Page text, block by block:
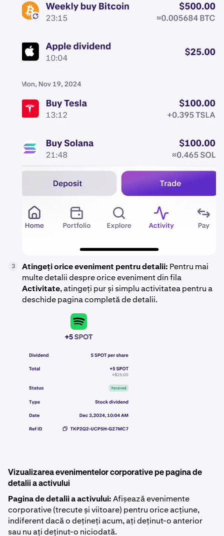
3 Atingeți orice eveniment pentru detalii: Pentru mai
multe detalii despre orice eveniment din fila
Activitate, atingeți pur și simplu activitatea pentru a
deschide pagina completă de detalii.
Vizualizarea evenimentelor corporative pe pagina de
detalii a activului
Pagina de detalii a activului:Afișează evenimente
corporative (trecute și viitoare) pentru orice acțiune,
indiferent dacă o dețineți acum, ați deținut-o anterior
sau nu ați deținut-o niciodată.